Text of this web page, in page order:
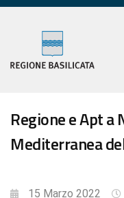
Regione e Apt a
Mediterranea
15 Marzo 2022